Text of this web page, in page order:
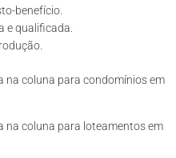
benefício.
e qualificada.
na coluna para condomínios em
na coluna para loteamentos em